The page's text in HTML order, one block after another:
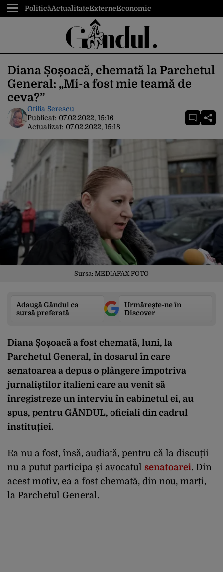
PoliticăActualitateExterneEconomic
Diana Șoșoacă, chemată la Parchetul
General: „Mi-a fost mie teamă de
ceva?”
Otilia Serescu
Publicat: 07.02.2022, 15:16
Actualizat: 07.02.2022, 15:18
Sursa: MEDIAFAX FOTO
Adaugă Gândul ca
sursă preferată
Urmărește-ne în
Discover
Diana Șoșoacă a fost chemată, luni, la
Parchetul General, în dosarul în care
senatoarea a depus o plângere împotriva
jurnaliștilor italieni care au venit să
înregistreze un interviu în cabinetul ei, au
spus, pentru GÂNDUL, oficiali din cadrul
instituției.
Ea nu a fost, însă, audiată, pentru că la discuții
nu a putut participa și avocatul senatoarei. Din
acest motiv, ea a fost chemată, din nou, marți,
la Parchetul General.